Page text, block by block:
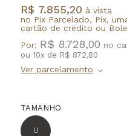
R$ 7.855,20 à vista
no Pix Parcelado, Pix,
cartão de crédito ou
Por: R$ 8.728,00
ou 10x de R$ 872,80
TAMANHO
U